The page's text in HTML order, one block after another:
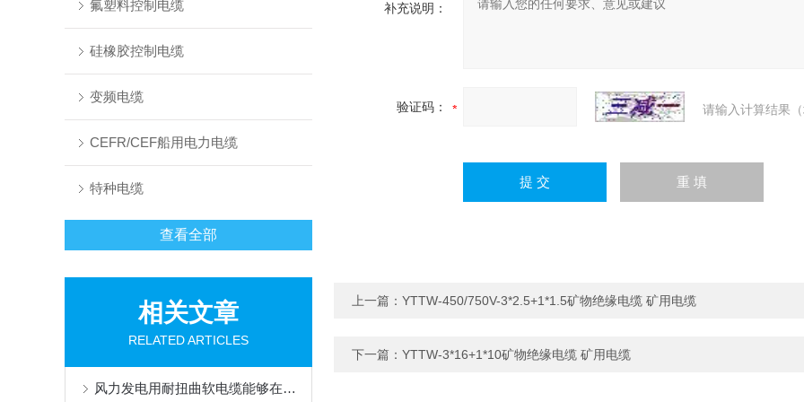
氟塑料控制电缆
硅橡胶控制电缆
变频电缆
CEFR/CEF船用电力电缆
特种电缆
查看全部
相关文章
RELATED ARTICLES
风力发电用耐扭曲软电缆能够在设备运转时承受一定的扭转力
补充说明：
验证码： 请输入计算结果
上一篇： YTTW-450/750V-3*2.5+1*1.5矿物绝缘电缆 矿用电缆
下一篇： YTTW-3*16+1*10矿物绝缘电缆 矿用电缆